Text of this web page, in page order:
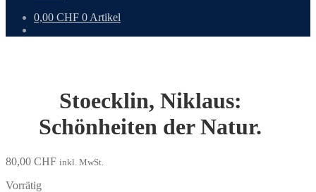
0,00 CHF 0 Artikel
Stoecklin, Niklaus:
Schönheiten der Natur.
80,00 CHF inkl. MwSt.
Vorrätig